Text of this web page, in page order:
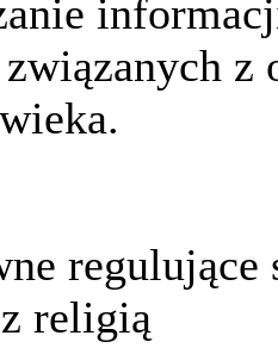
z
regulujące
religią